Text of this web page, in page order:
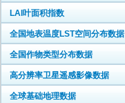
LAI叶面积指数
全国地表温度LST空间分布数据
全国作物类型分布数据
高分辨率卫星遥感影像数据
全球基础地理数据